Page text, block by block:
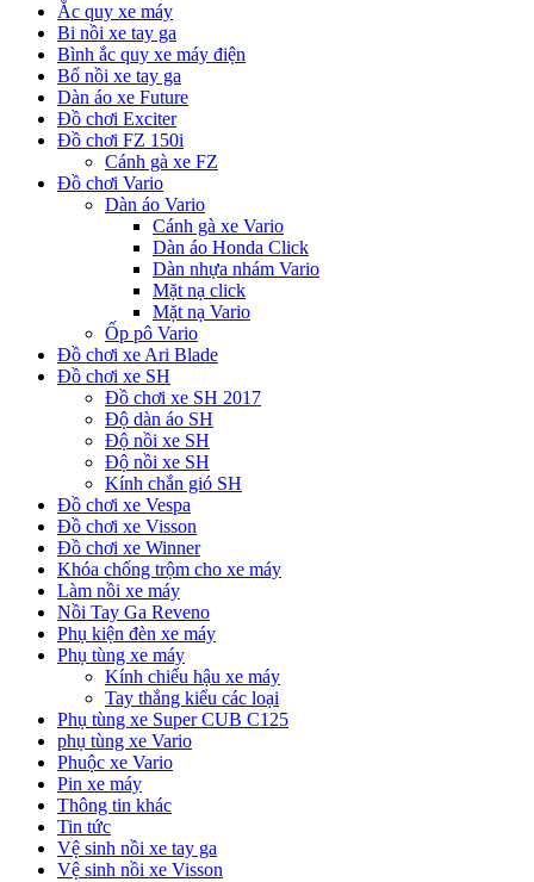
Ắc quy xe máy
Bi nồi xe tay ga
Bình ắc quy xe máy điện
Bố nồi xe tay ga
Dàn áo xe Future
Đồ chơi Exciter
Đồ chơi FZ 150i
Cánh gà xe FZ
Đồ chơi Vario
Dàn áo Vario
Cánh gà xe Vario
Dàn áo Honda Click
Dàn nhựa nhám Vario
Mặt nạ click
Mặt nạ Vario
Ốp pô Vario
Đồ chơi xe Ari Blade
Đồ chơi xe SH
Đồ chơi xe SH 2017
Độ dàn áo SH
Độ nồi xe SH
Độ nồi xe SH
Kính chắn gió SH
Đồ chơi xe Vespa
Đồ chơi xe Visson
Đồ chơi xe Winner
Khóa chống trộm cho xe máy
Làm nồi xe máy
Nồi Tay Ga Reveno
Phụ kiện đèn xe máy
Phụ tùng xe máy
Kính chiếu hậu xe máy
Tay thắng kiểu các loại
Phụ tùng xe Super CUB C125
phụ tùng xe Vario
Phuộc xe Vario
Pin xe máy
Thông tin khác
Tin tức
Vệ sinh nồi xe tay ga
Vệ sinh nồi xe Visson